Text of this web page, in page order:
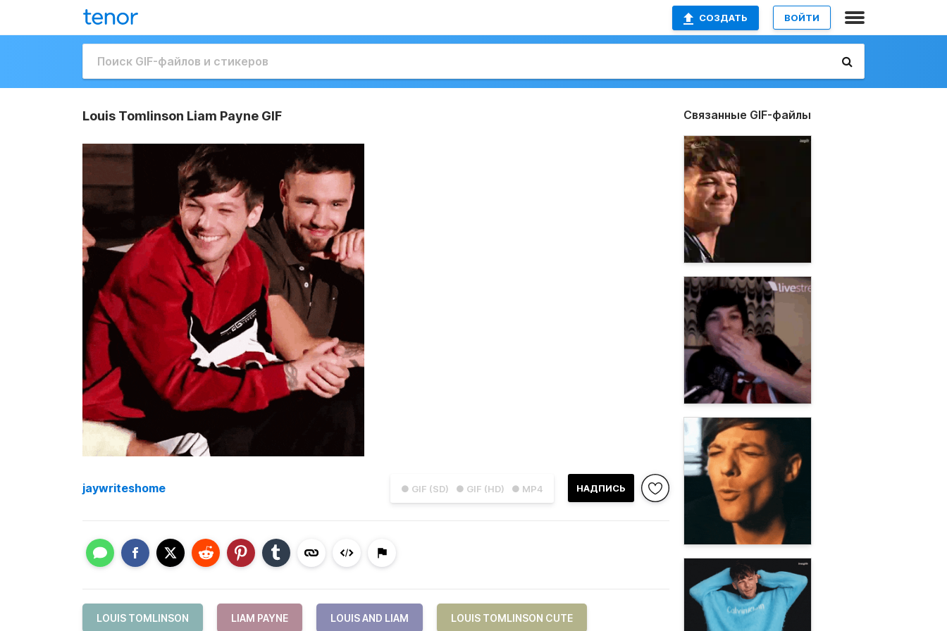
СОЗДАТЬ ВОЙТИ
Louis Tomlinson Liam Payne GIF
● GIF (SD) ● GIF (HD) ● MP4 НАДПИСЬ
jaywriteshome
LOUIS TOMLINSON LIAM PAYNE LOUIS AND LIAM LOUIS TOMLINSON CUTE
Связанные GIF-файлы